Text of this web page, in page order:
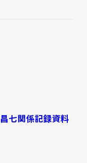
七関係記録資料